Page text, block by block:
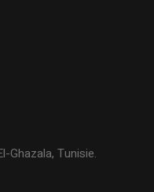
Ghazala, Tunisie.